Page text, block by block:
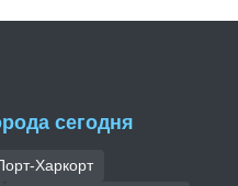
сегодня
Харкорт